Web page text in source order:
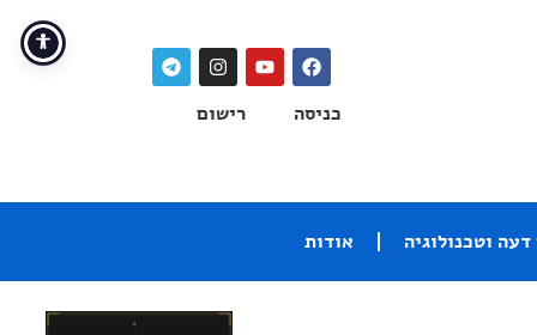
כניסה רישום
וטכנולוגיה אודות